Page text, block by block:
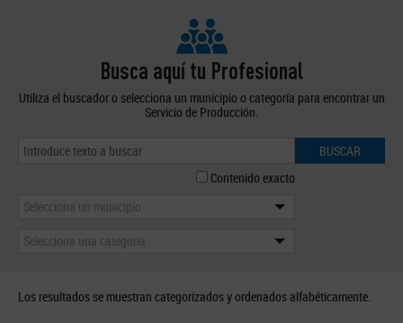
Busca aquí tu Profesional
Utiliza el buscador o selecciona un municipio o categoría para encontrar un
Servicio de Producción.
BUSCAR
Contenido exacto
Selecciona un municipio
Selecciona una categoría
Los resultados se muestran categorizados y ordenados alfabéticamente.